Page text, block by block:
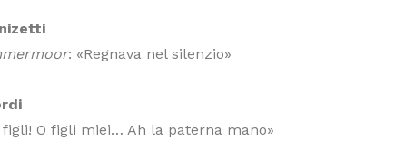
: «Regnava nel silenzio»
figli! O figli miei… Ah la paterna mano»